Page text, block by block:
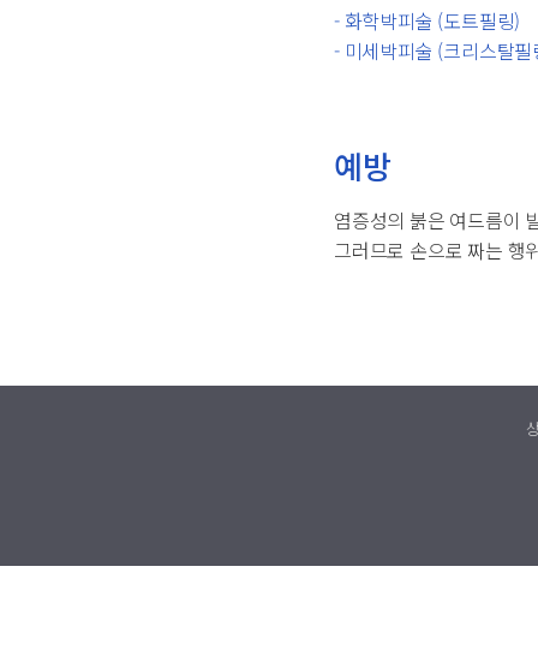
- 화학박피술 (도트필링)
- 미세박피술 (크리스탈
예방
염증성의 붉은 여드름이
그러므로 손으로 짜는 행